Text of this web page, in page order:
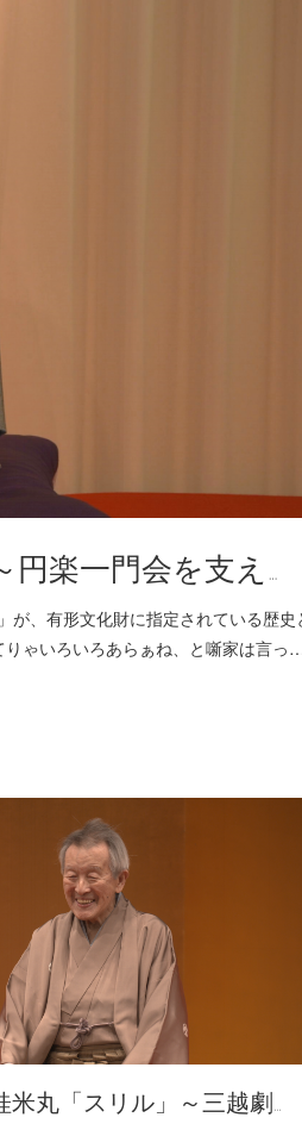
楽一門会を支え…
、有形文化財に指定されている歴史
ゃいろいろあらぁね、と噺家は言っ
米丸「スリル」～三越劇…